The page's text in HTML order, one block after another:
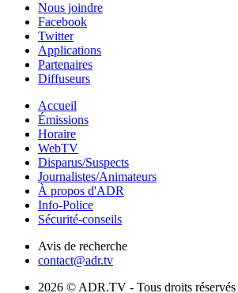
Nous joindre
Facebook
Twitter
Applications
Partenaires
Diffuseurs
Accueil
Émissions
Horaire
WebTV
Disparus/Suspects
Journalistes/Animateurs
À propos d'ADR
Info-Police
Sécurité-conseils
Avis de recherche
contact@adr.tv
2026 © ADR.TV - Tous droits réservés